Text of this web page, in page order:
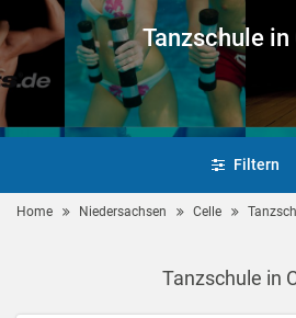
Tanzschule in
Filtern
Home Niedersachsen Celle
Tanzschule in